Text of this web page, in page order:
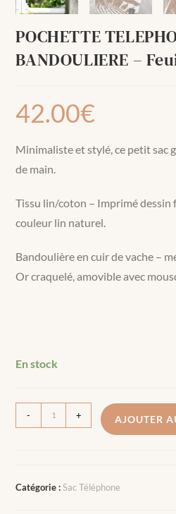
POCHETTE
BANDOULIERE –
42.00€
Minimaliste et stylé, ce petit sac
de main.
Tissu lin/coton – Imprimé dessin
couleur lin naturel.
Bandoulière en cuir de vache –
Or craquelé, amovible avec
En stock
- + AJOUTER
Catégorie :Sac Téléphone